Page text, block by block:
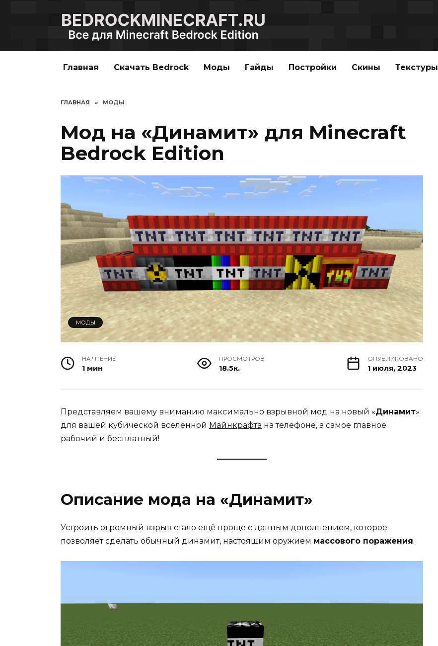
Главная Скачать Bedrock Моды Гайды Постройки Скины Текстуры
ГЛАВНАЯ » МОДЫ
Мод на «Динамит» для Minecraft
Bedrock Edition
МОДЫ
НА ЧТЕНИЕ
1 мин
ПРОСМОТРОВ
18.5к.
ОПУБЛИКОВАНО
1 июля, 2023
Представляем вашему вниманию максимально взрывной мод на новый «Динамит»
для вашей кубической вселенной Майнкрафта на телефоне, а самое главное
рабочий и бесплатный!
Описание мода на «Динамит»
Устроить огромный взрыв стало ещё проще с данным дополнением, которое
позволяет сделать обычный динамит, настоящим оружием массового поражения.